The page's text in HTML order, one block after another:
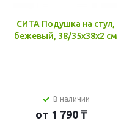
СИТА Подушка на стул,
бежевый, 38/35x38x2 см
В наличии
от 1 790 ₸